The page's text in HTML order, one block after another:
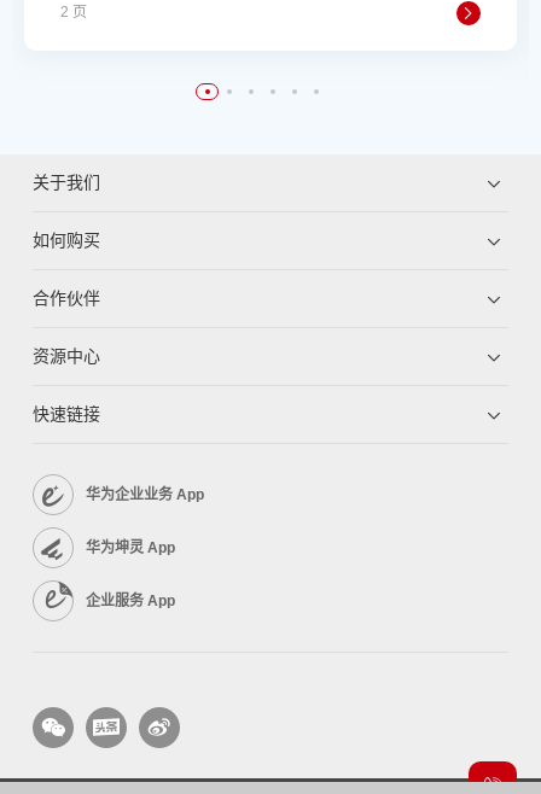
2 页
关于我们
如何购买
合作伙伴
资源中心
快速链接
华为企业业务 App
华为坤灵 App
企业服务 App